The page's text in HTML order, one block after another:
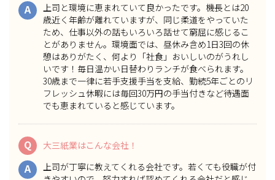
A
上司と環境に恵まれていて良かったです。機長とは20
歳近く年齢が離れていますが、同じ柔道をやっていた
ため、仕事以外の話もいろいろ話せて窮屈に感じるこ
とがありません。環境面では、昼休み含め1日3回の休
憩はありがたく、何より「社食」おいしいのがうれし
いです！毎日温かい日替わりランチが食べられます。
30歳まで一律に若手支援手当を支給、勤続5年ごとのリ
フレッシュ休暇には毎回30万円の手当付きなど待遇面
でも恵まれていると感じています。
Q 大三紙業はこんな会社！
A
上司が丁寧に教えてくれる会社です。若くても役職が付